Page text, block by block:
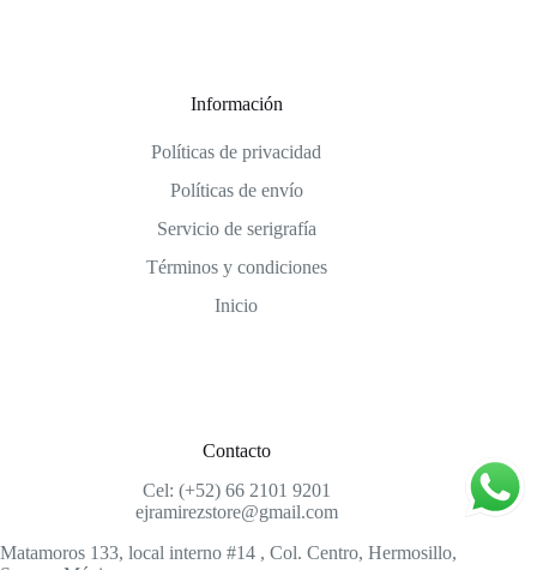
Información
Políticas de privacidad
Políticas de envío
Servicio de serigrafía
Términos y condiciones
Inicio
Contacto
Cel: (+52) 66 2101 9201
ejramirezstore@gmail.com
Matamoros 133, local interno #14 , Col. Centro, Hermosillo,